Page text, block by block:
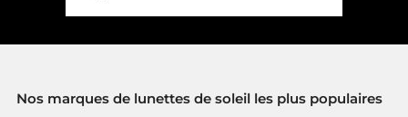
Nos marques de lunettes de soleil les plus populaires